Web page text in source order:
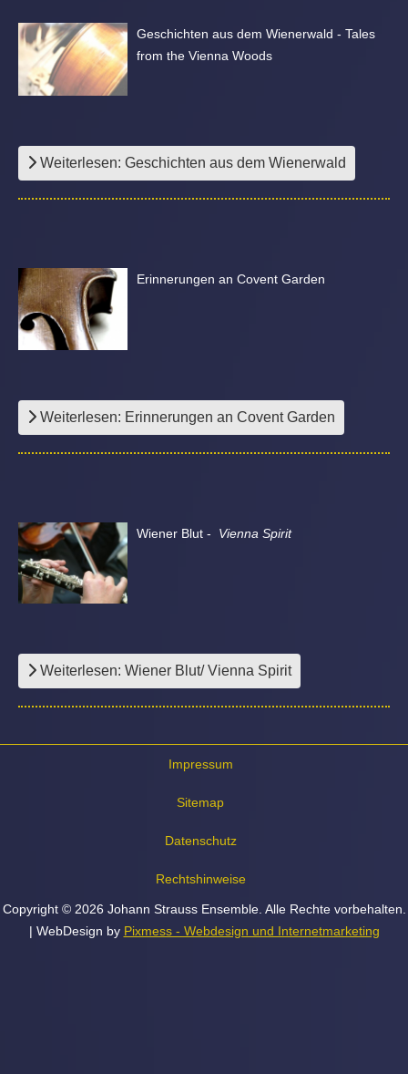
Geschichten aus dem Wienerwald - Tales
from the Vienna Woods
Weiterlesen: Geschichten aus dem Wienerwald
Erinnerungen an Covent Garden
Weiterlesen: Erinnerungen an Covent Garden
Wiener Blut - Vienna Spirit
Weiterlesen: Wiener Blut/ Vienna Spirit
Impressum
Sitemap
Datenschutz
Rechtshinweise
Copyright © 2026 Johann Strauss Ensemble. Alle Rechte vorbehalten.
| WebDesign by Pixmess - Webdesign und Internetmarketing